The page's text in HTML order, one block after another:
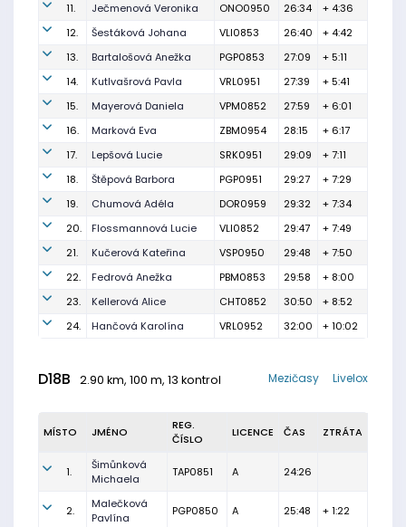
11.
Ječmenová Veronika ONO0950 26:34
+ 4:36
12.
Šestáková Johana VLI0853 26:40
+ 4:42
13.
Bartalošová Anežka PGP0853 27:09
+ 5:11
14.
Kutlvašrová Pavla VRL0951 27:39
+ 5:41
15.
Mayerová Daniela VPM0852 27:59
+ 6:01
16.
Marková Eva ZBM0954 28:15
+ 6:17
17.
Lepšová Lucie SRK0951 29:09
+ 7:11
18.
Štěpová Barbora PGP0951 29:27
+ 7:29
19.
Chumová Adéla DOR0959 29:32
+ 7:34
20.
Flossmannová Lucie VLI0852 29:47
+ 7:49
21.
Kučerová Kateřina VSP0950 29:48
+ 7:50
22.
Fedrová Anežka PBM0853 29:58
+ 8:00
23.
Kellerová Alice CHT0852 30:50
+ 8:52
24.
Hančová Karolína VRL0952 32:00 + 10:02
D18B 2.90 km, 100 m, 13 kontrol Livelox
Mezičasy
MÍSTO JMÉNO
REG.
ČÍSLO
LICENCE ČAS ZTRÁTA
1.
Šimůnková
Michaela
TAP0851 A 24:26
2.
Malečková
Pavlína
PGP0850 A 25:48 + 1:22